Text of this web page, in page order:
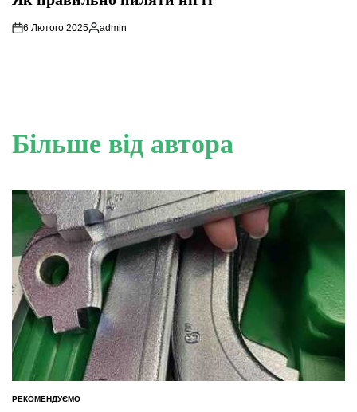
6 Лютого 2025
Опубліковано
admin
Більше від автора
ОПУБЛІКУВАТИ
РЕКОМЕНДУЄМО